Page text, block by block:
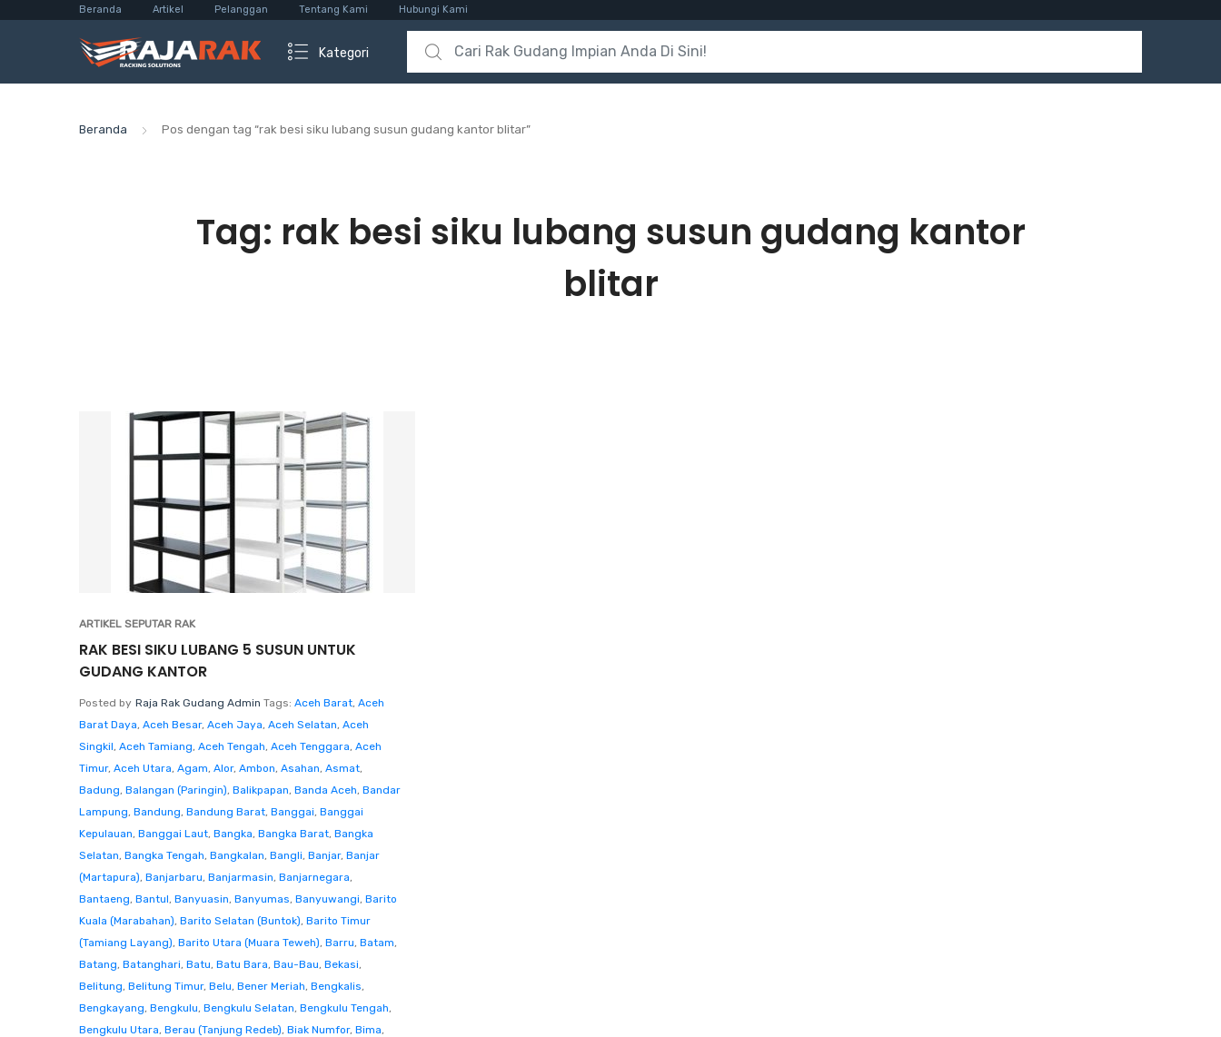
Beranda Artikel Pelanggan Tentang Kami Hubungi Kami
Kategori
Search for:
Beranda Pos dengan tag “rak besi siku lubang susun gudang kantor blitar”
Tag: rak besi siku lubang susun gudang kantor
blitar
ARTIKEL SEPUTAR RAK
RAK BESI SIKU LUBANG 5 SUSUN UNTUK
GUDANG KANTOR
Posted by Raja Rak Gudang Admin Tags: Aceh Barat, Aceh
Barat Daya, Aceh Besar, Aceh Jaya, Aceh Selatan, Aceh
Singkil, Aceh Tamiang, Aceh Tengah, Aceh Tenggara, Aceh
Timur, Aceh Utara, Agam, Alor, Ambon, Asahan, Asmat,
Badung, Balangan (Paringin), Balikpapan, Banda Aceh, Bandar
Lampung, Bandung, Bandung Barat, Banggai, Banggai
Kepulauan, Banggai Laut, Bangka, Bangka Barat, Bangka
Selatan, Bangka Tengah, Bangkalan, Bangli, Banjar, Banjar
(Martapura), Banjarbaru, Banjarmasin, Banjarnegara,
Bantaeng, Bantul, Banyuasin, Banyumas, Banyuwangi, Barito
Kuala (Marabahan), Barito Selatan (Buntok), Barito Timur
(Tamiang Layang), Barito Utara (Muara Teweh), Barru, Batam,
Batang, Batanghari, Batu, Batu Bara, Bau-Bau, Bekasi,
Belitung, Belitung Timur, Belu, Bener Meriah, Bengkalis,
Bengkayang, Bengkulu, Bengkulu Selatan, Bengkulu Tengah,
Bengkulu Utara, Berau (Tanjung Redeb), Biak Numfor, Bima,